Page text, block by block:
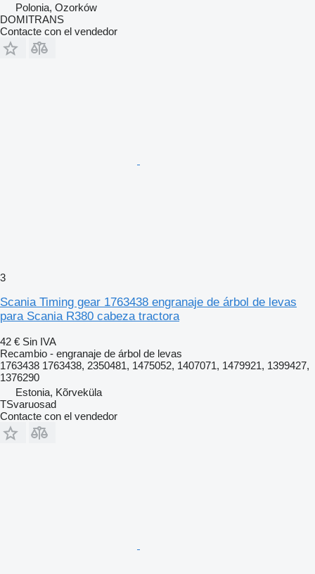
Polonia, Ozorków
DOMITRANS
Contacte con el vendedor
3
Scania Timing gear 1763438 engranaje de árbol de levas
para Scania R380 cabeza tractora
42 € Sin IVA
Recambio - engranaje de árbol de levas
1763438 1763438, 2350481, 1475052, 1407071, 1479921, 1399427,
1376290
Estonia, Kõrveküla
TSvaruosad
Contacte con el vendedor